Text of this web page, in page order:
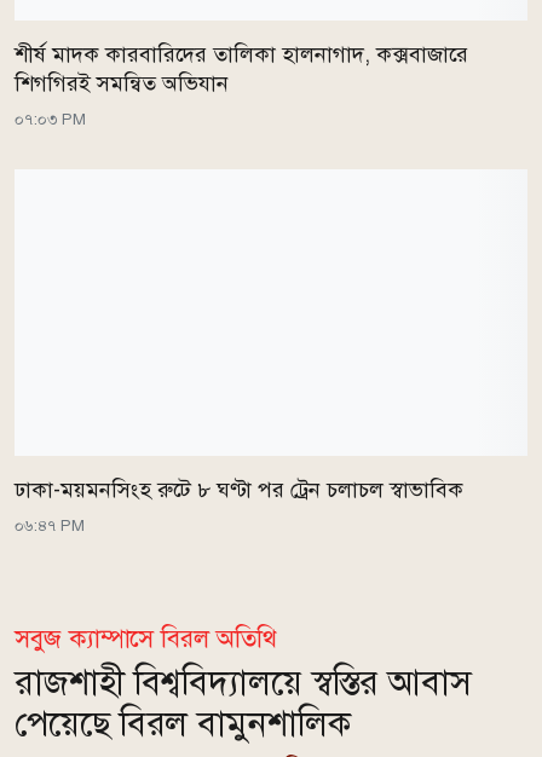
শীর্ষ মাদক কারবারিদের তালিকা হালনাগাদ, কক্সবাজারে
শিগগিরই সমন্বিত অভিযান
০৭:০৩ PM
ঢাকা-ময়মনসিংহ রুটে ৮ ঘণ্টা পর ট্রেন চলাচল স্বাভাবিক
০৬:৪৭ PM
সবুজ ক্যাম্পাসে বিরল অতিথি
রাজশাহী বিশ্ববিদ্যালয়ে স্বস্তির আবাস
পেয়েছে বিরল বামুনশালিক